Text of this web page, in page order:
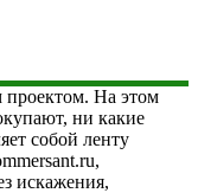
проектом. На этом
ни какие
собой ленту
искажения,